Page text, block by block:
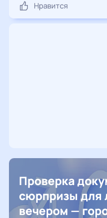
Нравится
Проверка
сюрпризы
вечером —